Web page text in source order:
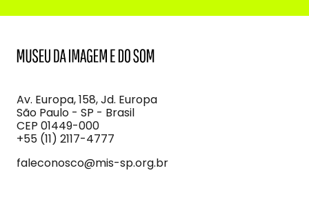
Imagem
e
do
Som
Av. Europa, 158, Jd. Europa
São Paulo - SP - Brasil
CEP 01449-000
+55 (11) 2117-4777
faleconosco@mis-sp.org.br